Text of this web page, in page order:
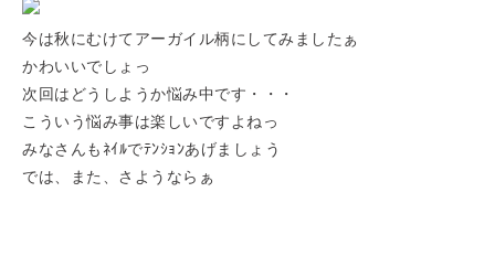
今は秋にむけてアーガイル柄にしてみましたぁ
かわいいでしょっ
次回はどうしようか悩み中です・・・
こういう悩み事は楽しいですよねっ
みなさんもﾈｲﾙでﾃﾝｼｮﾝあげましょう
では、また、さようならぁ